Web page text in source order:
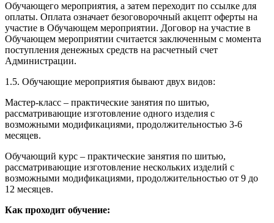
Обучающего мероприятия, а затем переходит по ссылке для
оплаты. Оплата означает безоговорочный акцепт оферты на
участие в Обучающем мероприятии. Договор на участие в
Обучающем мероприятии считается заключенным с момента
поступления денежных средств на расчетный счет
Администрации.
1.5. Обучающие мероприятия бывают двух видов:
Мастер-класс – практические занятия по шитью,
рассматривающие изготовление одного изделия с
возможными модификациями, продолжительностью 3-6
месяцев.
Обучающий курс – практические занятия по шитью,
рассматривающие изготовление нескольких изделий с
возможными модификациями, продолжительностью от 9 до
12 месяцев.
Как проходит обучение: